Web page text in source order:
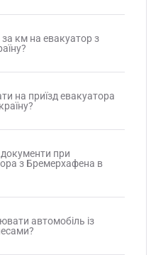
км на евакуатор з
на приїзд евакуатора
при
з Бремерхафена в
автомобіль із